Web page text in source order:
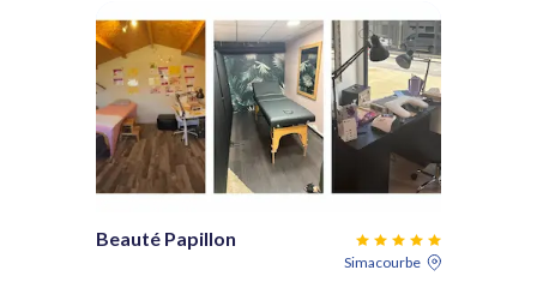
Beauté Papillon
Simacourbe